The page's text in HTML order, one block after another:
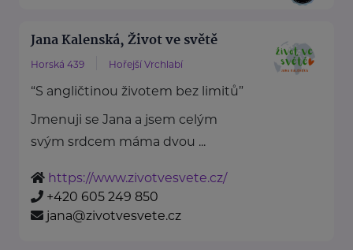
Jana Kalenská, Život ve světě
Horská 439 Hořejší Vrchlabí
“S angličtinou životem bez limitů”
Jmenuji se Jana a jsem celým
svým srdcem máma dvou ...
https://www.zivotvesvete.cz/
+420 605 249 850
jana@zivotvesvete.cz